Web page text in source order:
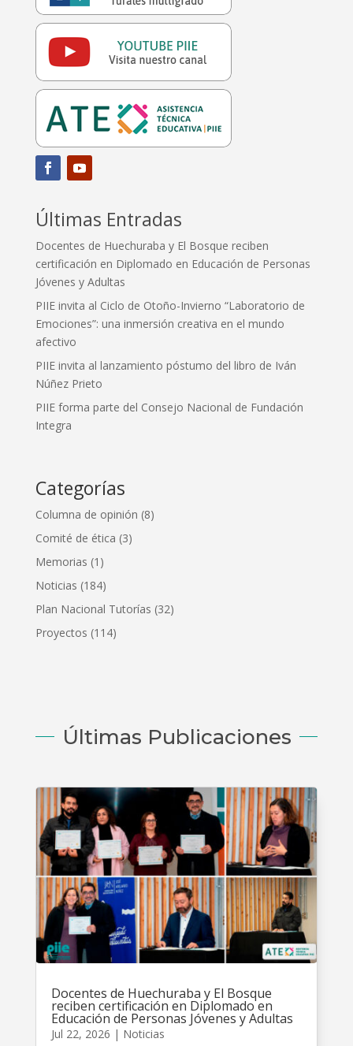
Últimas Entradas
Docentes de Huechuraba y El Bosque reciben
certificación en Diplomado en Educación de Personas
Jóvenes y Adultas
PIIE invita al Ciclo de Otoño-Invierno “Laboratorio de
Emociones”: una inmersión creativa en el mundo
afectivo
PIIE invita al lanzamiento póstumo del libro de Iván
Núñez Prieto
PIIE forma parte del Consejo Nacional de Fundación
Integra
Categorías
Columna de opinión (8)
Comité de ética (3)
Memorias (1)
Noticias (184)
Plan Nacional Tutorías (32)
Proyectos (114)
Últimas Publicaciones
Docentes de Huechuraba y El Bosque
reciben certificación en Diplomado en
Educación de Personas Jóvenes y Adultas
Jul 22, 2026 | Noticias